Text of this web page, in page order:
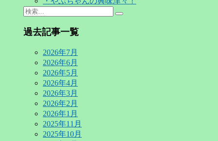
Search
for:
検
過去記事一覧
2026年7月
2026年6月
2026年5月
2026年4月
2026年3月
2026年2月
2026年1月
2025年11月
2025年10月